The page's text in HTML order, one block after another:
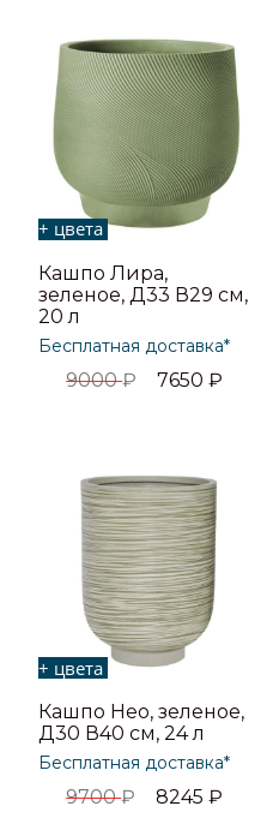
+ цвета
Кашпо Лира,
зеленое, Д33 В29 см,
20 л
Бесплатная доставка*
9000₽ 7650₽
+ цвета
Кашпо Нео, зеленое,
Д30 В40 см, 24 л
Бесплатная доставка*
9700₽ 8245₽